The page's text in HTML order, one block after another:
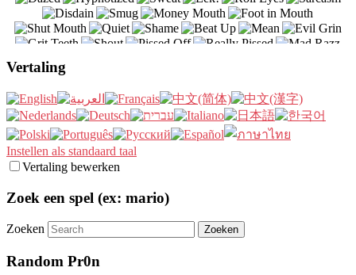
Vertaling
Instellen als standaard taal
Vertaling bewerken
Zoek een spel (ex: mario)
Zoeken
Random Pr0n